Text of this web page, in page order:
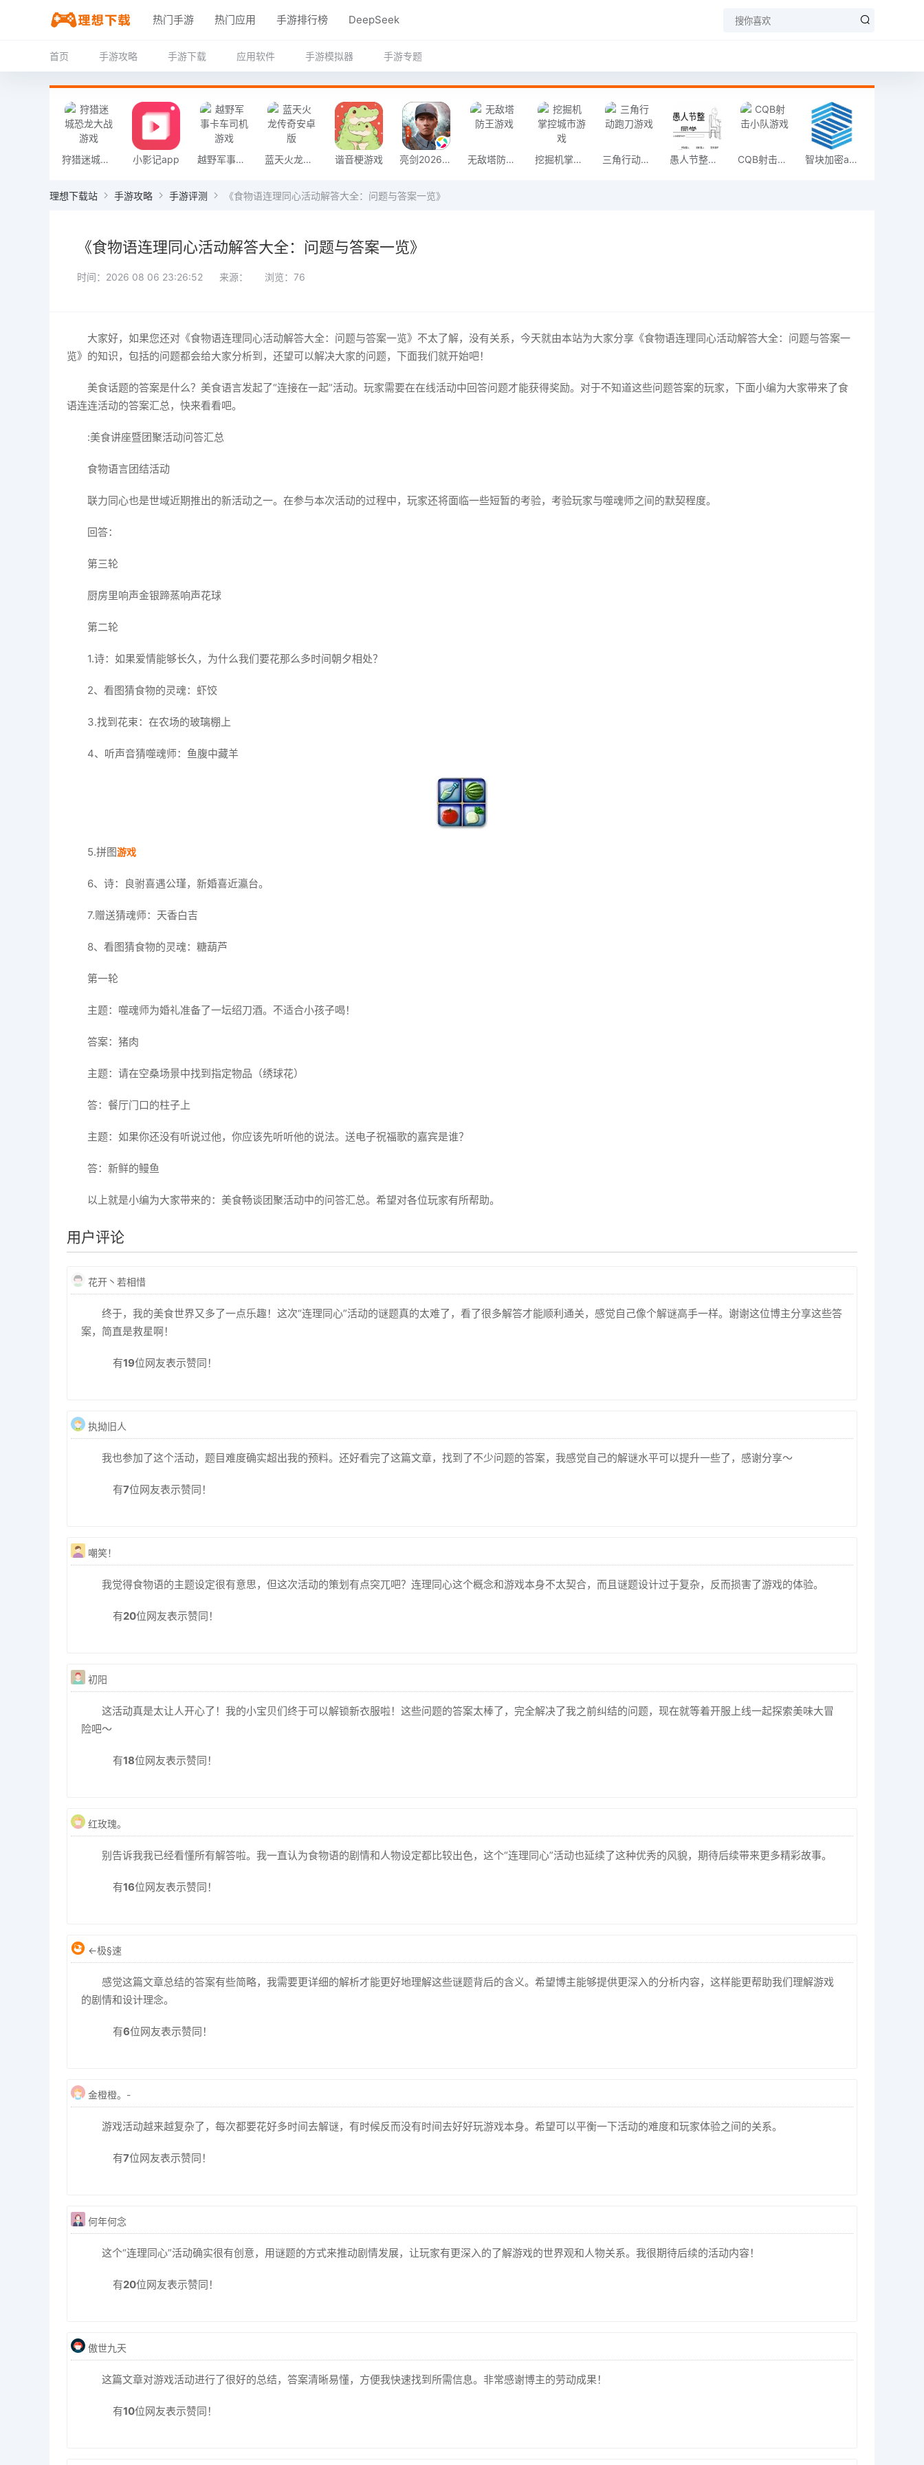
热门手游 热门应用 手游排行榜 DeepSeek
首页 手游攻略 手游下载 应用软件 手游模拟器 手游专题
狩猎迷城恐龙大战游戏 小影记app 越野军事卡车司机游戏 蓝天火龙传奇安卓版 谐音梗游戏 亮剑2026官方版 无敌塔防王游戏 挖掘机掌控城市游戏 三角行动跑刀游戏 愚人节整同学 CQB射击小队游戏 智块加密app
理想下载站 手游攻略 手游评测 《食物语连理同心活动解答大全：问题与答案一览》
《食物语连理同心活动解答大全：问题与答案一览》
时间：2026 08 06 23:26:52 来源： 浏览：76
大家好，如果您还对《食物语连理同心活动解答大全：问题与答案一览》不太了解，没有关系，今天就由本站为大家分享《食物语连理同心活动解答大全：问题与答案一
览》的知识，包括的问题都会给大家分析到，还望可以解决大家的问题，下面我们就开始吧！
美食话题的答案是什么？美食语言发起了“连接在一起”活动。玩家需要在在线活动中回答问题才能获得奖励。对于不知道这些问题答案的玩家，下面小编为大家带来了食
语连连活动的答案汇总，快来看看吧。
:美食讲座暨团聚活动问答汇总
食物语言团结活动
联力同心也是世域近期推出的新活动之一。在参与本次活动的过程中，玩家还将面临一些短暂的考验，考验玩家与噬魂师之间的默契程度。
回答：
第三轮
厨房里响声金银蹄蒸响声花球
第二轮
1.诗：如果爱情能够长久，为什么我们要花那么多时间朝夕相处？
2、看图猜食物的灵魂：虾饺
3.找到花束：在农场的玻璃棚上
4、听声音猜噬魂师：鱼腹中藏羊
5.拼图游戏
6、诗：良驸喜遇公瑾，新婚喜近瀛台。
7.赠送猜魂师：天香白吉
8、看图猜食物的灵魂：糖葫芦
第一轮
主题：噬魂师为婚礼准备了一坛绍刀酒。不适合小孩子喝！
答案：猪肉
主题：请在空桑场景中找到指定物品（绣球花）
答：餐厅门口的柱子上
主题：如果你还没有听说过他，你应该先听听他的说法。送电子祝福歌的嘉宾是谁？
答：新鲜的鳗鱼
以上就是小编为大家带来的：美食畅谈团聚活动中的问答汇总。希望对各位玩家有所帮助。
用户评论
花开丶若相惜
终于，我的美食世界又多了一点乐趣！这次“连理同心”活动的谜题真的太难了，看了很多解答才能顺利通关，感觉自己像个解谜高手一样。谢谢这位博主分享这些答
案，简直是救星啊！
有19位网友表示赞同！
执拗旧人
我也参加了这个活动，题目难度确实超出我的预料。还好看完了这篇文章，找到了不少问题的答案，我感觉自己的解谜水平可以提升一些了，感谢分享～
有7位网友表示赞同！
嘲笑！
我觉得食物语的主题设定很有意思，但这次活动的策划有点突兀吧？连理同心这个概念和游戏本身不太契合，而且谜题设计过于复杂，反而损害了游戏的体验。
有20位网友表示赞同！
初阳
这活动真是太让人开心了！我的小宝贝们终于可以解锁新衣服啦！这些问题的答案太棒了，完全解决了我之前纠结的问题，现在就等着开服上线一起探索美味大冒
险吧～
有18位网友表示赞同！
红玫瑰。
别告诉我我已经看懂所有解答啦。我一直认为食物语的剧情和人物设定都比较出色，这个“连理同心”活动也延续了这种优秀的风貌，期待后续带来更多精彩故事。
有16位网友表示赞同！
←极§速
感觉这篇文章总结的答案有些简略，我需要更详细的解析才能更好地理解这些谜题背后的含义。希望博主能够提供更深入的分析内容，这样能更帮助我们理解游戏
的剧情和设计理念。
有6位网友表示赞同！
金橙橙。-
游戏活动越来越复杂了，每次都要花好多时间去解谜，有时候反而没有时间去好好玩游戏本身。希望可以平衡一下活动的难度和玩家体验之间的关系。
有7位网友表示赞同！
何年何念
这个“连理同心”活动确实很有创意，用谜题的方式来推动剧情发展，让玩家有更深入的了解游戏的世界观和人物关系。我很期待后续的活动内容！
有20位网友表示赞同！
傲世九天
这篇文章对游戏活动进行了很好的总结，答案清晰易懂，方便我快速找到所需信息。非常感谢博主的劳动成果！
有10位网友表示赞同！